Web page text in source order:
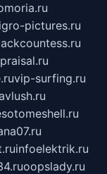
igro-pictures.ru
vip-surfing.ru
infoelektrik.ru
oopslady.ru